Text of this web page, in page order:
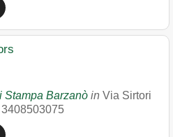
Stampa Barzanò in Via Sirtori